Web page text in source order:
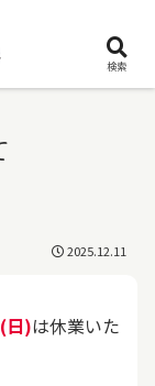
2025.12.11
日)は休業いた
検索